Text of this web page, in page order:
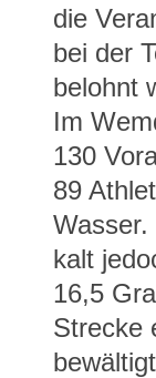
die
bei der
belohnt
Im
130
89
kalt
16,5
Strecke